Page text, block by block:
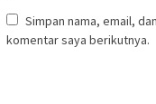
Simpan nama, email,
komentar saya berikutnya.